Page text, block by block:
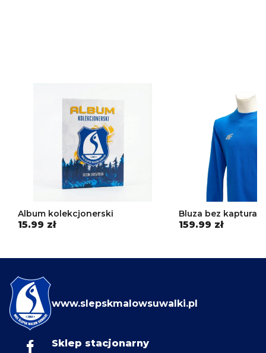
Album kolekcjonerski
15.99 zł
Bluza bez kaptura
159.99 zł
www.slepskmalowsuwalki.pl
Sklep stacjonarny